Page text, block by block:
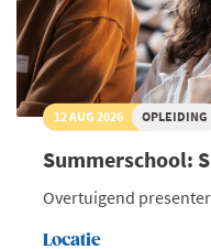
12 AUG 2026 OPLEIDING
Summerschool:
Overtuigend
Locatie